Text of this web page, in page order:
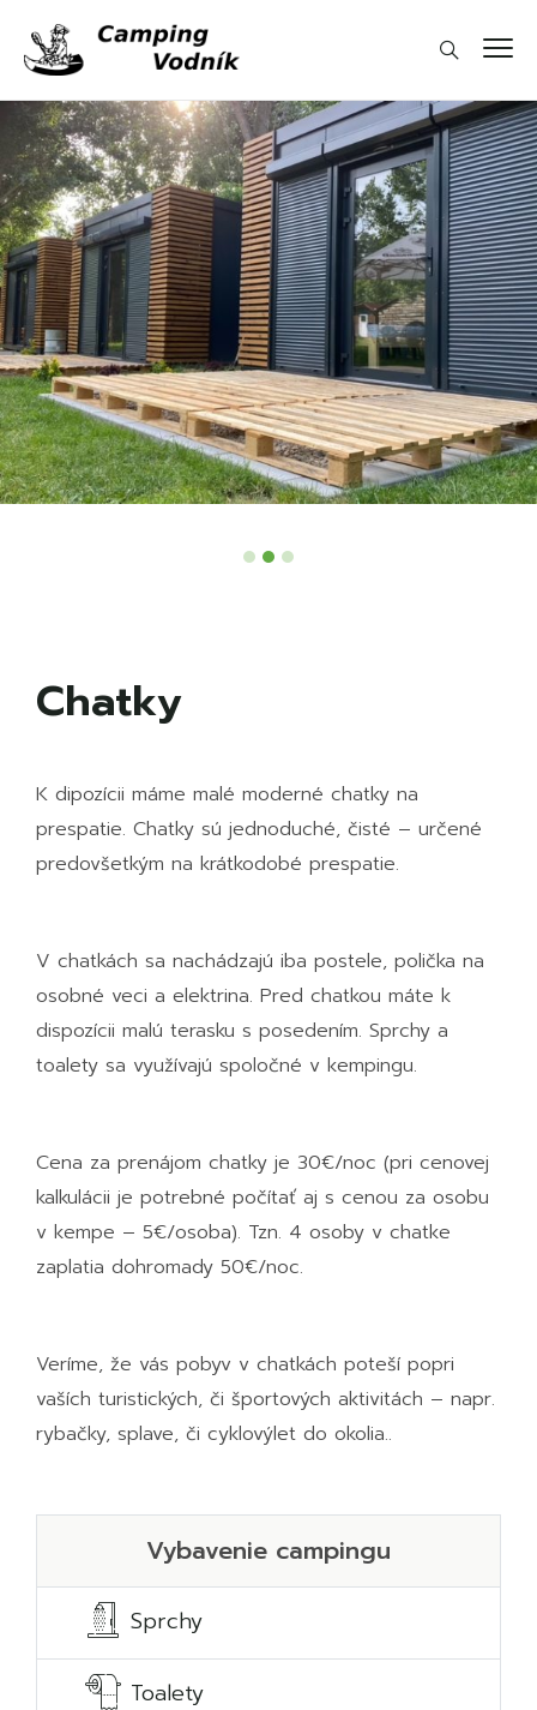
Chatky
K dipozícii máme malé moderné chatky na
prespatie. Chatky sú jednoduché, čisté – určené
predovšetkým na krátkodobé prespatie.
V chatkách sa nachádzajú iba postele, polička na
osobné veci a elektrina. Pred chatkou máte k
dispozícii malú terasku s posedením. Sprchy a
toalety sa využívajú spoločné v kempingu.
Cena za prenájom chatky je 30€/noc (pri cenovej
kalkulácii je potrebné počítať aj s cenou za osobu
v kempe – 5€/osoba). Tzn. 4 osoby v chatke
zaplatia dohromady 50€/noc.
Veríme, že vás pobyv v chatkách poteší popri
vaších turistických, či športových aktivitách – napr.
rybačky, splave, či cyklovýlet do okolia..
Vybavenie campingu
Sprchy
Toalety